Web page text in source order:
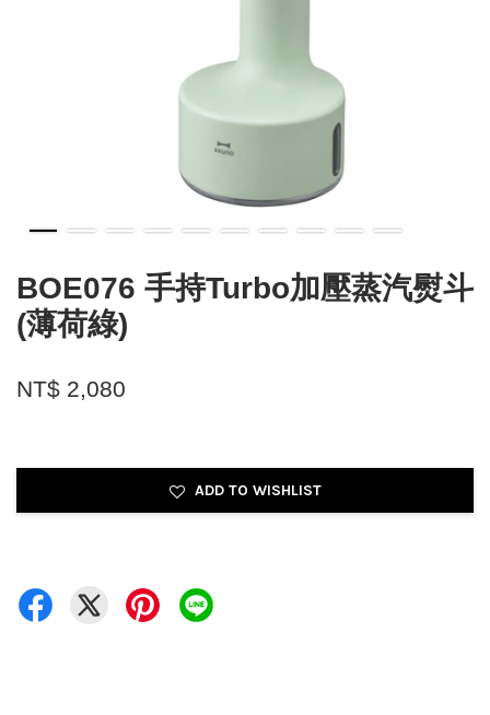
BOE076 手持Turbo加壓蒸汽熨斗
(薄荷綠)
NT$ 2,080
ADD TO WISHLIST